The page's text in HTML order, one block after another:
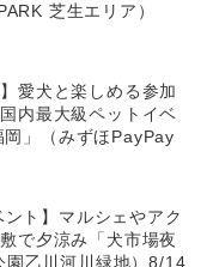
芝生エリア）
愛犬と楽しめる参加
内最大級ペットイベ
」（みずほPayPay
ト】マルシェやアク
で夕涼み「犬市場夜
乙川河川緑地）8/14